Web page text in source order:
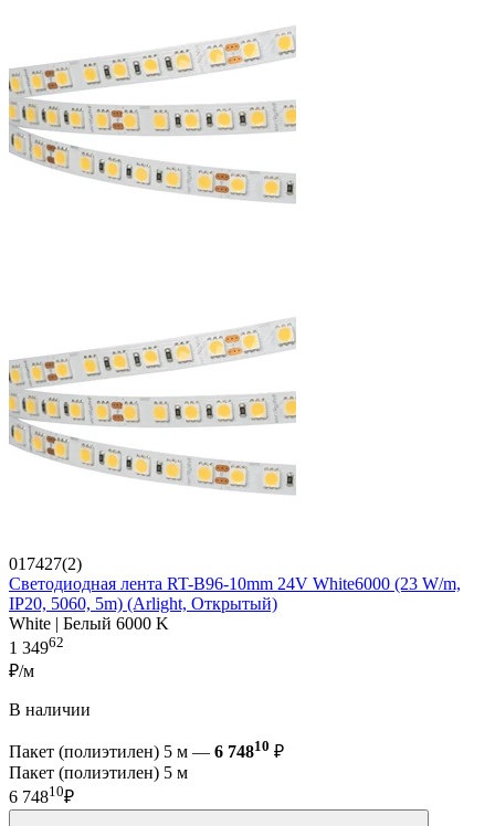
017427(2)
Светодиодная лента RT-B96-10mm 24V White6000 (23 W/m,
IP20, 5060, 5m) (Arlight, Открытый)
White | Белый 6000 K
1 34962
₽/м
В наличии
Пакет (полиэтилен) 5 м — 6 74810 ₽
Пакет (полиэтилен) 5 м
6 74810₽